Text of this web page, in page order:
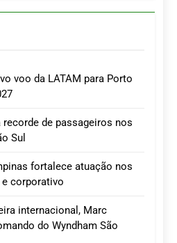
voo da LATAM para Porto
de passageiros nos
Sul
fortalece atuação nos
corporativo
internacional, Marc
do Wyndham São